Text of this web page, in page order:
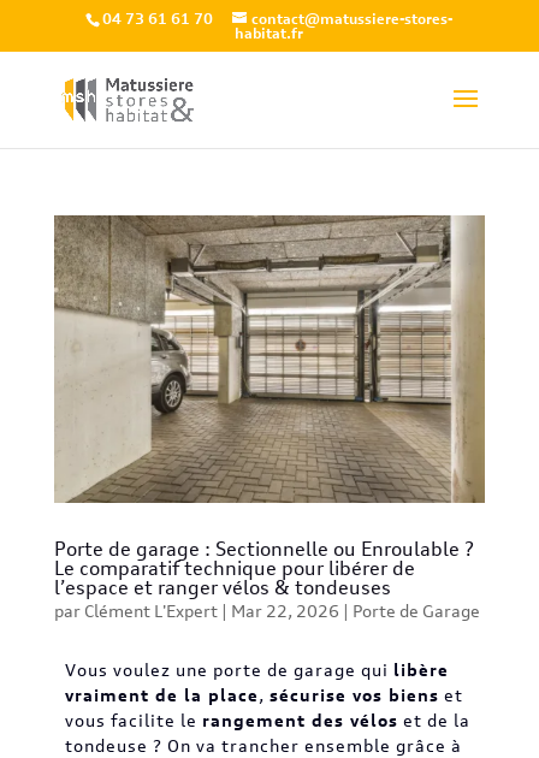
04 73 61 61 70
contact@matussiere-stores-
habitat.fr
Porte de garage : Sectionnelle ou Enroulable ?
Le comparatif technique pour libérer de
l’espace et ranger vélos & tondeuses
par Clément L'Expert| Mar 22, 2026 | Porte de Garage
Vous voulez une porte de garage qui libère
vraiment de la place, sécurise vos biens et
vous facilite le rangement des vélos et de la
tondeuse ? On va trancher ensemble grâce à